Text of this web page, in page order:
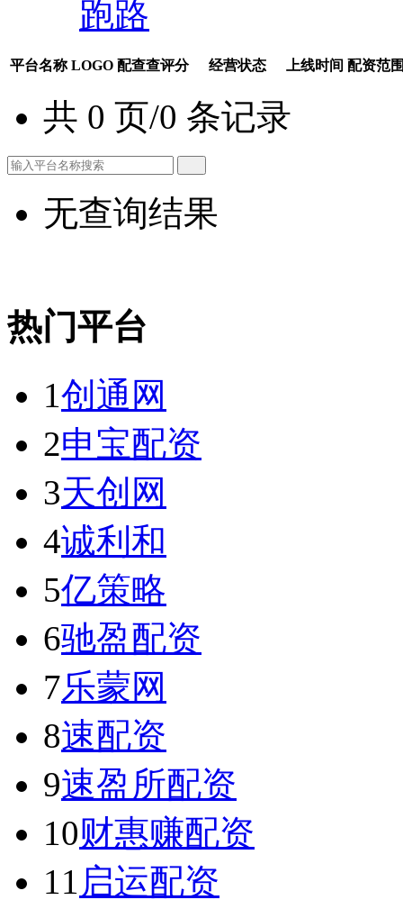
跑路
平台名称 LOGO 配查查评分 经营状态 上线时间 配资范
共 0 页/0 条记录
无查询结果
热门平台
1创通网
2申宝配资
3天创网
4诚利和
5亿策略
6驰盈配资
7乐蒙网
8速配资
9速盈所配资
10财惠赚配资
11 启运配资